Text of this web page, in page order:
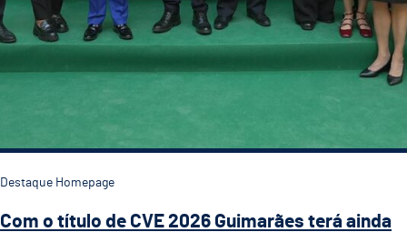
Destaque Homepage
Com o título de CVE 2026 Guimarães terá ainda